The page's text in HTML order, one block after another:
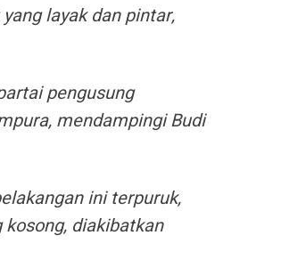
layak dan pintar,
pengusung
mendampingi Budi
ini terpuruk,
kosong, diakibatkan